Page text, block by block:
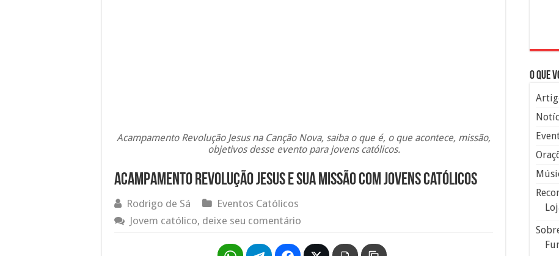
Acampamento Revolução Jesus na Canção Nova, saiba o que é, o que acontece, missão,
objetivos desse evento para jovens católicos.
Acampamento Revolução Jesus e sua missão com jovens católicos
Rodrigo de Sá
Eventos Católicos
Jovem católico, deixe seu comentário
O que